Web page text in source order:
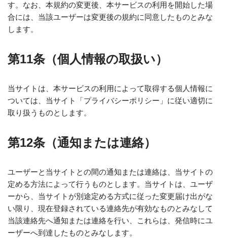
す。なお、本規約の変更後、本サービスの利用を開始した場
合には、当該ユーザーは変更後の規約に同意したものとみな
します。
第11条（個人情報の取扱い）
当サイトは、本サービスの利用によって取得する個人情報に
ついては、当サイト「プライバシーポリシー」に従い適切に
取り扱うものとします。
第12条（通知または連絡）
ユーザーと当サイトとの間の通知または連絡は、当サイトの
定める方法によって行うものとします。当サイトは、ユーザ
ーから、当サイトが別途定める方式に従った変更届け出がな
い限り、現在登録されている連絡先が有効なものとみなして
当該連絡先へ通知または連絡を行い、これらは、発信時にユ
ーザーへ到達したものとみなします。